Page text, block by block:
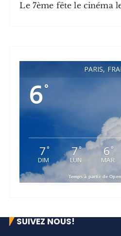
Le 7ème fête le cinéma
PARIS,
6°
7°
DIM
7°
LUN
6°
MAR
Temps à partir de
SUIVEZ NOUS!